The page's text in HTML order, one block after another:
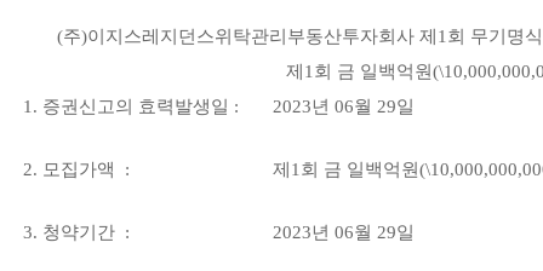
(주)이지스레지던스위탁관리부동산투자회사 제1회 무기명
제1회 금 일백억원
1. 증권신고의 효력발생일 :
2023년 06월 29일
2. 모집가액 : 제1회 금 일백억원
3. 청약기간 : 2023년 06월 29일